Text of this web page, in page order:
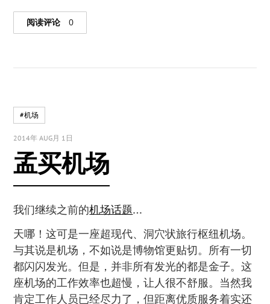
阅读评论 0
#机场
2014年 AUG月 1日
孟买机场
我们继续之前的机场话题…
天哪！这可是一座超现代、洞穴状旅行枢纽机场。
与其说是机场，不如说是博物馆更贴切。所有一切
都闪闪发光。但是，并非所有发光的都是金子。这
座机场的工作效率也超慢，让人很不舒服。当然我
肯定工作人员已经尽力了，但距离优质服务着实还